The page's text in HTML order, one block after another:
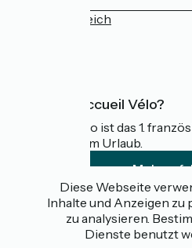
Pressebereich
Was ist Accueil Vélo?
Accueil Vélo ist das 1.
Radfahrer im Urlaub.
Mehr
Gefördert im Rahmen von
Diese Webseite
Inhalte und Anzeigen zu
zu analysieren.
Dienste benutzt